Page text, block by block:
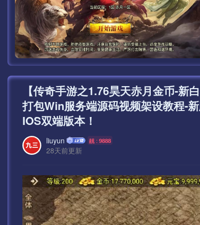
【传奇手游之1.76昊天赤月金币-
打包Win服务端源码视频架设教程-
IOS双端版本！
liuyun 靓 : 9888
28天前更新